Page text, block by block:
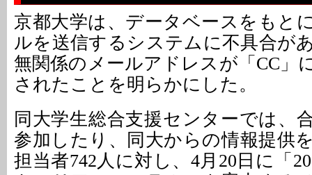
京都大学は、データベースをもと
ルを送信するシステムに不具合が
無関係のメールアドレスが「CC」
されたことを明らかにした。
同大学生総合支援センターでは、
参加したり、同大からの情報提供
担当者742人に対し、4月20日に「